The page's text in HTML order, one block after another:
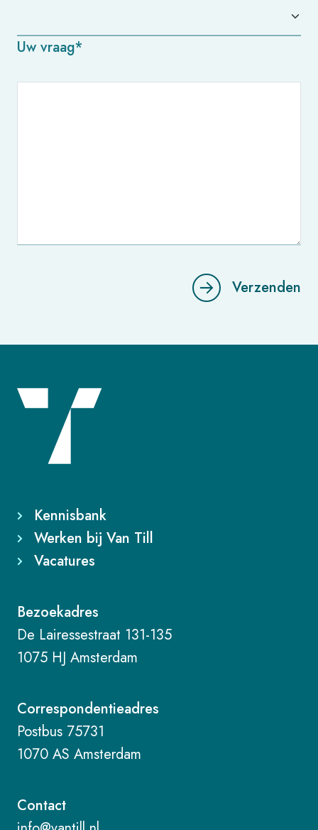
Uw vraag*
Verzenden
Kennisbank
Werken bij Van Till
Vacatures
Bezoekadres
De Lairessestraat 131-135
1075 HJ Amsterdam
Correspondentieadres
Postbus 75731
1070 AS Amsterdam
Contact